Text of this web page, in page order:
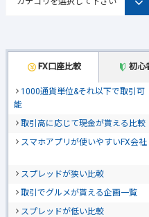
FX口座比較 初心
1000通貨単位&それ以下で取引可
能
取引高に応じて現金が貰える比較
スマホアプリが使いやすいFX会社
スプレッドが狭い比較
取引でグルメが貰える企画一覧
スプレッドが低い比較